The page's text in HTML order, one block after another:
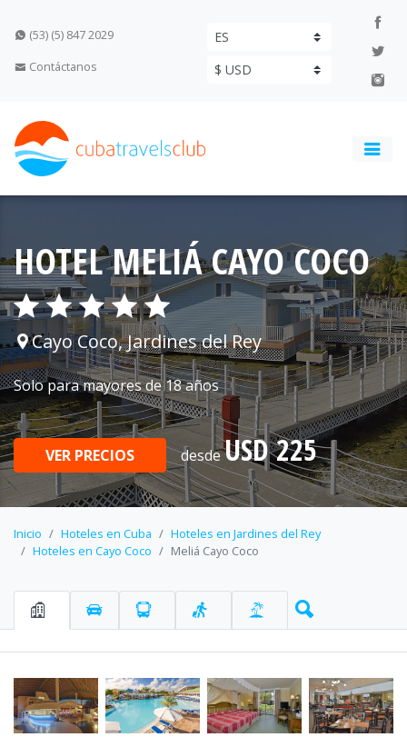
(53) (5) 847 2029
Contáctanos
HOTEL MELIÁ CAYO COCO
Cayo Coco, Jardines del Rey
Solo para mayores de 18 años
VER PRECIOS desdeUSD 225
Inicio Hoteles en Cuba
Hoteles en Jardines del Rey
Hoteles en Cayo Coco
Meliá Cayo Coco